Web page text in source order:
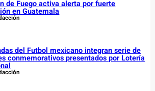
de Fuego activa alerta por fuerte
en Guatemala
del Futbol mexicano integran serie de
conmemorativos presentados por Lotería